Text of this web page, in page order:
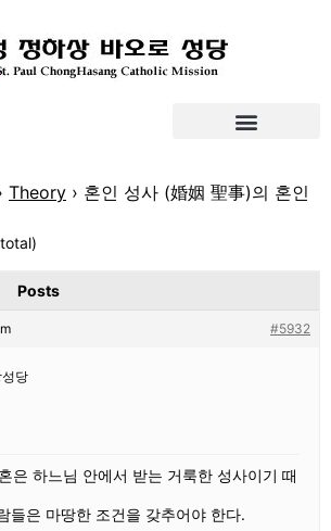
Theory › 혼인 성사 (婚姻 聖事)의 혼인
Posts
#5932
당
하느님 안에서 받는 거룩한 성사이기 때
들은 마땅한 조건을 갖추어야 한다.